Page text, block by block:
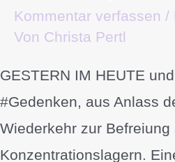
Kommentar verfassen /
Von Christa Pertl
GESTERN IM HEUTE
#Gedenken, aus Anlass
Wiederkehr zur Befreiung
Konzentrationslagern.